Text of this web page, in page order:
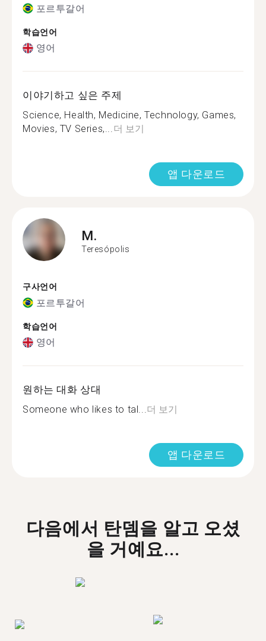
포르투갈어
학습언어
영어
이야기하고 싶은 주제
Science, Health, Medicine, Technology, Games,
Movies, TV Series,...더 보기
앱 다운로드
M.
Teresópolis
구사언어
포르투갈어
학습언어
영어
원하는 대화 상대
Someone who likes to tal...더 보기
앱 다운로드
다음에서 탄뎀을 알고 오셨
을 거예요...